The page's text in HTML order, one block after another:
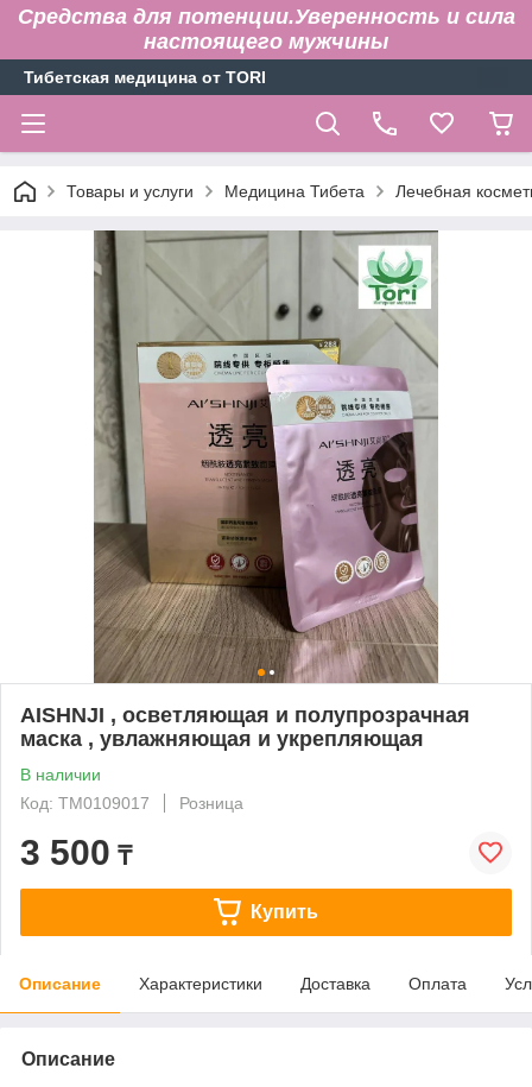
Средства для потенции.Уверенность и сила
настоящего мужчины
Тибетская медицина от TORI
Товары и услуги Медицина Тибета Лечебная
AISHNJI , осветляющая и полупрозрачная
маска , увлажняющая и укрепляющая
В наличии
Код: ТМ0109017
Розница
3 500 ₸
Купить
Описание Характеристики Доставка Оплата
Описание